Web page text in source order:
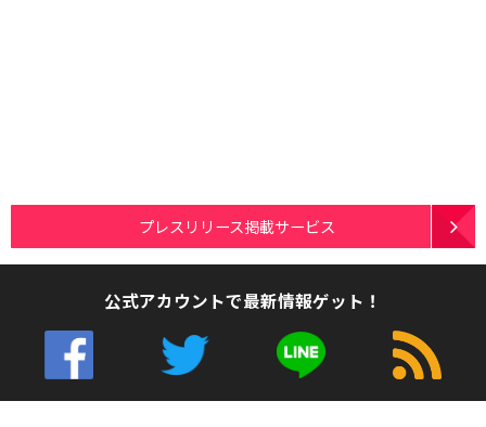
プレスリリース掲載サービス
公式アカウントで最新情報ゲット！